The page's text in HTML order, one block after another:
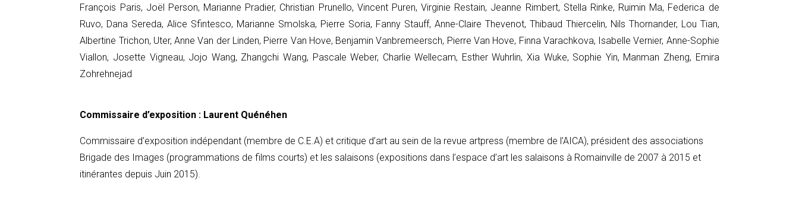
François Paris, Joël Person, Marianne Pradier, Christian Prunello, Vincent Puren, Virginie Restain, Jeanne Rimbert, Stella Rinke, Ruimin Ma, Federica de
Ruvo, Dana Sereda, Alice Sfintesco, Marianne Smolska, Pierre Soria, Fanny Stauff, Anne-Claire Thevenot, Thibaud Thiercelin, Nils Thornander, Lou Tian,
Albertine Trichon, Uter, Anne Van der Linden, Pierre Van Hove, Benjamin Vanbremeersch, Pierre Van Hove, Finna Varachkova, Isabelle Vernier, Anne-Sophie
Viallon, Josette Vigneau, Jojo Wang, Zhangchi Wang, Pascale Weber, Charlie Wellecam, Esther Wuhrlin, Xia Wuke, Sophie Yin, Manman Zheng, Emira
Zohrehnejad
Commissaire d’exposition : Laurent Quénéhen
Commissaire d’exposition indépendant (membre de C.E.A) et critique d’art au sein de la revue artpress (membre de l’AICA), président des associations
Brigade des Images (programmations de films courts) et les salaisons (expositions dans l’espace d’art les salaisons à Romainville de 2007 à 2015 et
itinérantes depuis Juin 2015).